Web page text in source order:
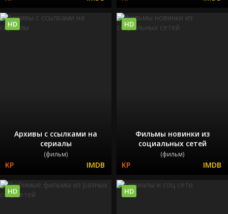
Архивы с ссылками на
сериалы
(фильм)
HD
Фильмы новинки из
социальных сетей
(фильм)
HD
HD HD